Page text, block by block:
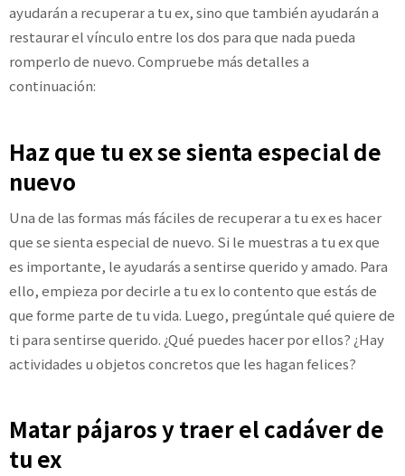
ayudarán a recuperar a tu ex, sino que también ayudarán a
restaurar el vínculo entre los dos para que nada pueda
romperlo de nuevo. Compruebe más detalles a
continuación:
Haz que tu ex se sienta especial de
nuevo
Una de las formas más fáciles de recuperar a tu ex es hacer
que se sienta especial de nuevo. Si le muestras a tu ex que
es importante, le ayudarás a sentirse querido y amado. Para
ello, empieza por decirle a tu ex lo contento que estás de
que forme parte de tu vida. Luego, pregúntale qué quiere de
ti para sentirse querido. ¿Qué puedes hacer por ellos? ¿Hay
actividades u objetos concretos que les hagan felices?
Matar pájaros y traer el cadáver de
tu ex